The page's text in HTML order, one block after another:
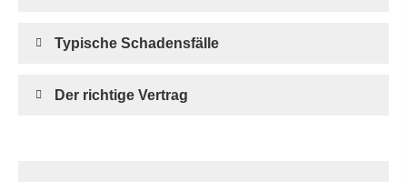
Typische Schadensfälle
Der richtige Vertrag